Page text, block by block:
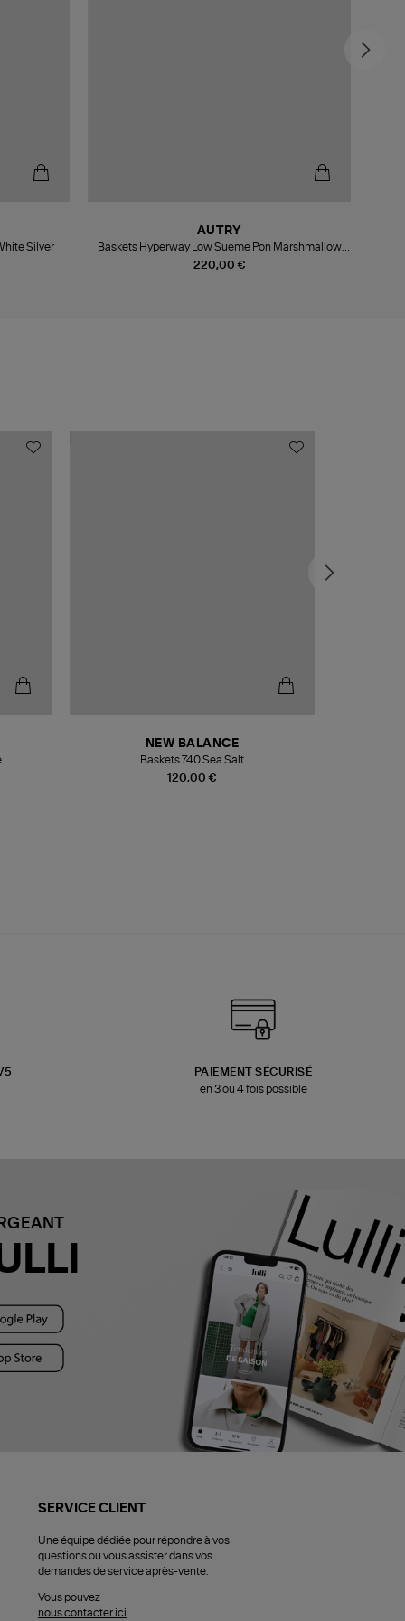
Silver
220,00 €
AUTRY
Baskets Hyperway Low Sueme Pon Marshmallow
Leo
120,00 €
NEW BALANCE
Baskets 740 Sea Salt
5
PAIEMENT SÉCURISÉ
en 3 ou 4 fois possible
SERVICE CLIENT
Une équipe dédiée pour répondre à vos
questions ou vous assister dans vos
demandes de service après-vente.
Vous pouvez
nous contacter ici